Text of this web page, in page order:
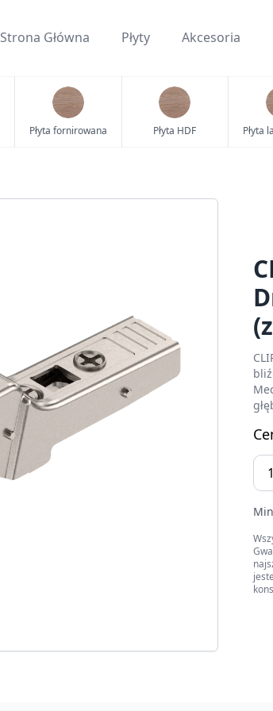
Strona Główna Płyty Akcesoria
Płyta fornirowana Płyta HDF Płyta
CLIP
top
do